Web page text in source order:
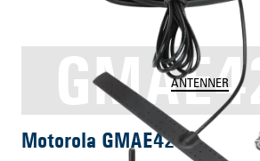
ANTENNER
Motorola GMAE4259